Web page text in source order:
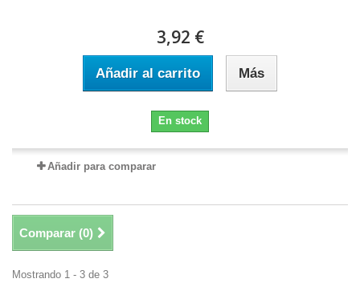
3,92 €
Añadir al carrito Más
En stock
Añadir para comparar
Comparar (0)
Mostrando 1 - 3 de 3